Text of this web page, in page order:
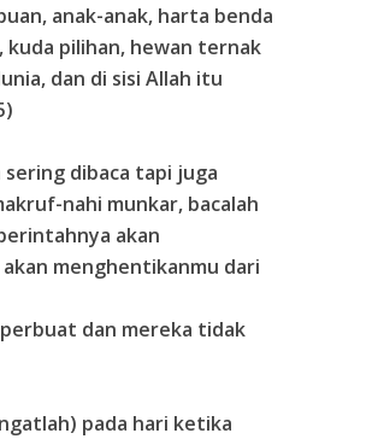
anak-anak, harta benda
pilihan, hewan ternak
dan di sisi Allah itu
sering dibaca tapi juga
nahi munkar, bacalah
akan
menghentikanmu dari
dan mereka tidak
pada hari ketika